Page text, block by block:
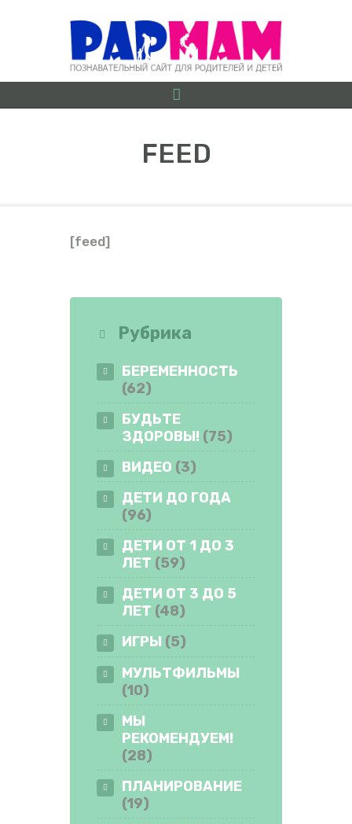
FEED
А ДО Я
ШКОЛЬНИКИ
ИГРЫ
ЛАЙФХАКИ
ВИДЕО
ФОРУМ
[feed]
Рубрика
БЕРЕМЕННОСТЬ
(62)
БУДЬТЕ
ЗДОРОВЫ! (75)
ВИДЕО (3)
ДЕТИ ДО ГОДА
(96)
ДЕТИ ОТ 1 ДО 3
ЛЕТ (59)
ДЕТИ ОТ 3 ДО 5
ЛЕТ (48)
ИГРЫ (5)
МУЛЬТФИЛЬМЫ
(10)
МЫ
РЕКОМЕНДУЕМ!
(28)
ПЛАНИРОВАНИЕ
(19)